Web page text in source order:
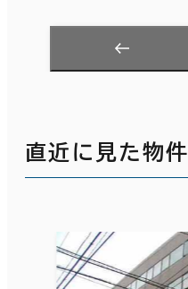
直近に見た物件